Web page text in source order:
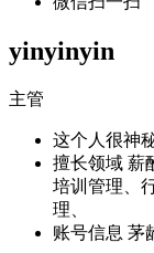
yinyinyin
主管
这个人很神
擅长领域 薪
培训管理、
理、
账号信息 茅